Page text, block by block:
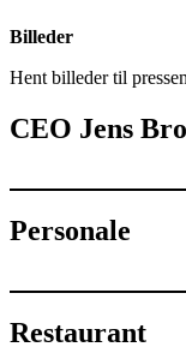
Billeder
Hent billeder til
CEO Jens
Personale
Restaurant